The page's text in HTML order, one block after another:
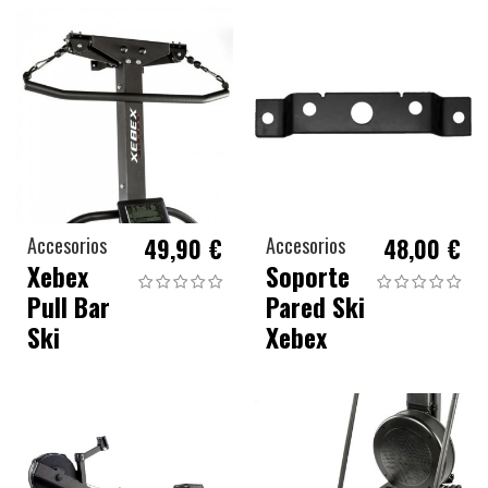
Accesorios
Xebex
Pull Bar
Ski
49,90 € Accesorios
Soporte
Pared Ski
Xebex
48,00 €